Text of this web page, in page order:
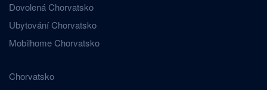
Dovolená Chorvatsko
Ubytování Chorvatsko
Mobilhome Chorvatsko
Chorvatsko